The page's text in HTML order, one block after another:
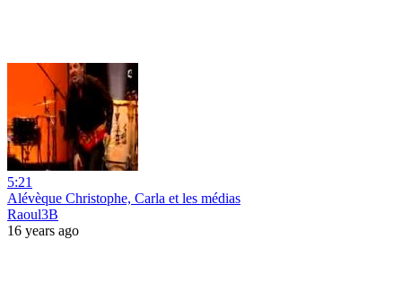
5:21
Alévèque Christophe, Carla et les médias
Raoul3B
16 years ago